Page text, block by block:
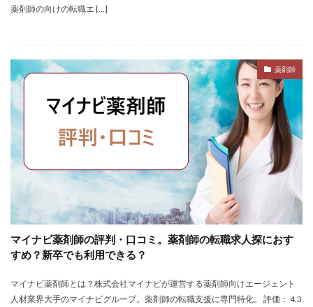
薬剤師の向けの転職エ […]
薬剤師
マイナビ薬剤師の評判・口コミ。薬剤師の転職求人探におす
すめ？新卒でも利用できる？
マイナビ薬剤師とは？株式会社マイナビが運営する薬剤師向けエージェント
人材業界大手のマイナビグループ。薬剤師の転職支援に専門特化。 評価： 4.3
作業療法士
ハイクラス
バイリンガル
ハタラクティブ
ビル設備管理技能士
ファーネットキャリア
ファーマキャリア
ファルマスタッフ
ブラック企業
フリーター
リアルミーキャリア
マイナビジョブ20's
マイナビパートナーズ紹介
マイナビ薬剤師
ミドルベンチャー
ミラクス介護
メガベンチャー
メドフィット
やばい
やばい会社
ランキング
顔を見るのも嫌
検索